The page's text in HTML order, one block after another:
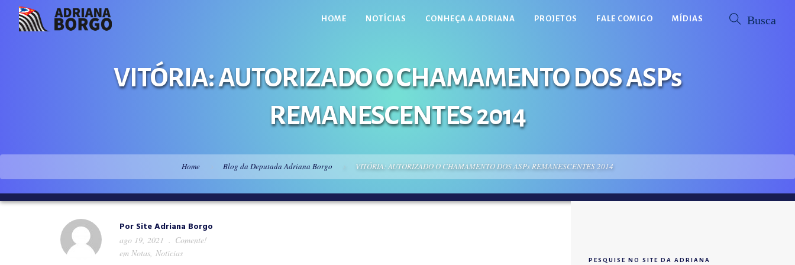
HOME NOTÍCIAS CONHEÇA A ADRIANA PROJETOS FALE COMIGO MÍDIAS
VITÓRIA: AUTORIZADO O CHAMAMENTO DOS ASPs
REMANESCENTES 2014
Home Blog da Deputada Adriana Borgo VITÓRIA: AUTORIZADO O CHAMAMENTO DOS ASPs REMANESCENTES 2014
Por Site Adriana Borgo
ago 19, 2021
Comente!
em Notas, Notícias
PESQUISE NO SITE DA ADRIANA